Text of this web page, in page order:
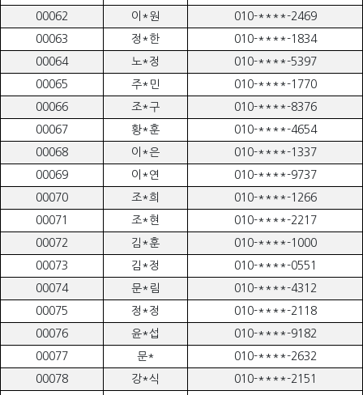
00062
이*원
010-****-2469
00063
정*한
010-****-1834
00064
노*정
010-****-5397
00065
주*민
010-****-1770
00066
조*구
010-****-8376
00067
황*훈
010-****-4654
00068
이*은
010-****-1337
00069
이*연
010-****-9737
00070
조*희
010-****-1266
00071
조*현
010-****-2217
00072
김*훈
010-****-1000
00073
김*정
010-****-0551
00074
문*림
010-****-4312
00075
정*정
010-****-2118
00076
윤*섭
010-****-9182
00077
문*
010-****-2632
00078
강*식
010-****-2151